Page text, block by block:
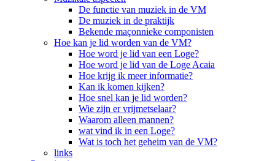
De functie van muziek in de VM
De muziek in de praktijk
Bekende maçonnieke componisten
Hoe kan je lid worden van de VM?
Hoe word je lid van een Loge?
Hoe word je lid van de Loge Acaia
Hoe krijg ik meer informatie?
Kan ik komen kijken?
Hoe snel kan je lid worden?
Wie zijn er vrijmetselaar?
Waarom alleen mannen?
wat vind ik in een Loge?
Wat is toch het geheim van de VM?
links